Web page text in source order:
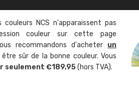
NCS n'apparaissent pas
couleur sur cette page
recommandons d'acheter un
sûr de la bonne couleur. Vous
seulement €189,95(hors TVA).